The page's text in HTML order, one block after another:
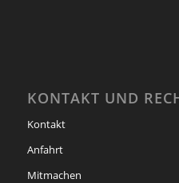
KONTAKT UND
Kontakt
Anfahrt
Mitmachen